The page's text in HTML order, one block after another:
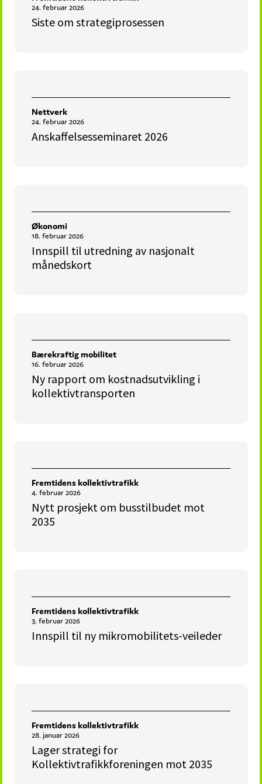
24. februar 2026
Siste om strategiprosessen
Nettverk
24. februar 2026
Anskaffelsesseminaret 2026
Økonomi
18. februar 2026
Innspill til utredning av nasjonalt
månedskort
Bærekraftig mobilitet
16. februar 2026
Ny rapport om kostnadsutvikling i
kollektivtransporten
Fremtidens kollektivtrafikk
4. februar 2026
Nytt prosjekt om busstilbudet mot
2035
Fremtidens kollektivtrafikk
3. februar 2026
Innspill til ny mikromobilitets-veileder
Fremtidens kollektivtrafikk
28. januar 2026
Lager strategi for
Kollektivtrafikkforeningen mot 2035